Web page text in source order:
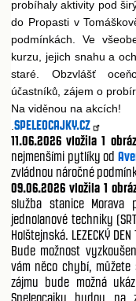
probíhaly aktivity pod
do Propasti v Tomáškov
podmínkách. Ve
kurzu, jejich snahu a
staré. Obzvlášťoceň
účastníků, zájem o
Na viděnou na akcích!
.SPELEOCAJKY.CZ
11.06.2026 vložila 1
nejmenšími pytlíky od
zvládnou náročné
09.06.2026 vložila 1
služba stanice Morava
jednolanové techniky
Holštejnská. LEZECKÝ
Bude možnost
vám něco chybí,
zájmu bude možná